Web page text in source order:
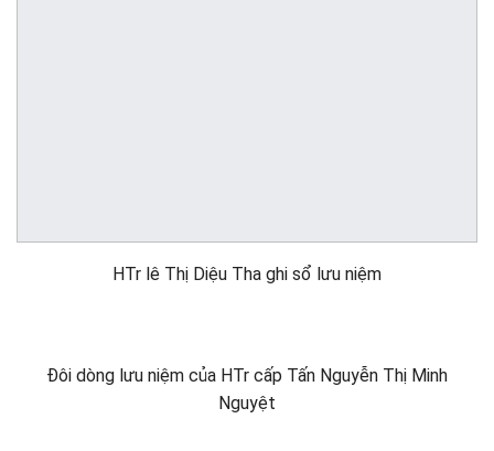
HTr lê Thị Diệu Tha ghi sổ lưu niệm
Đôi dòng lưu niệm của HTr cấp Tấn Nguyễn Thị Minh
Nguyệt